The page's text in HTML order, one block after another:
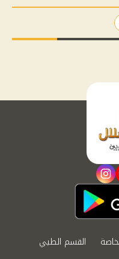
instagram
القسم الطبي